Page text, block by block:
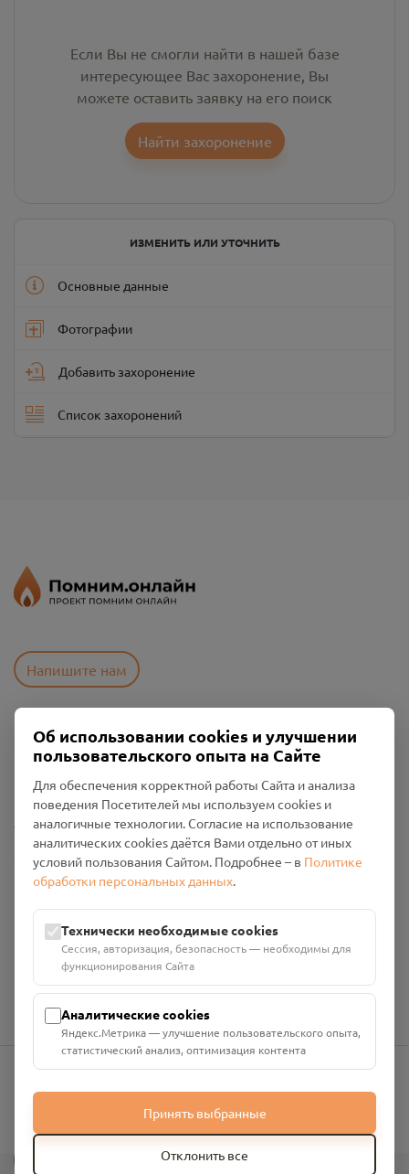
Если Вы не смогли найти в нашей базе
интересующее Вас захоронение, Вы
можете оставить заявку на его поиск
Найти захоронение
ИЗМЕНИТЬ ИЛИ УТОЧНИТЬ
Основные данные
Фотографии
Добавить захоронение
Список захоронений
Напишите нам
Пользовательское соглашение
Политика конфиденциальности
Промо-материалы
Настройки cookies
Общество с ограниченной ответственностью «Смоленский
Проект Помним»
Юридический адрес: 216790, Смоленская область, р-н
Руднянский, г. Рудня, улица Западная, д. 26А, пом. 18
Номер счёта: 40702810901130004287 в АО "АЛЬФА-БАНК"
Кор. счёт: 30101810200000000593
info@pomnim.online
Об использовании cookies и улучшении
пользовательского опыта на Сайте
Для обеспечения корректной работы Сайта и анализа
поведения Посетителей мы используем cookies и
аналогичные технологии. Согласие на использование
аналитических cookies даётся Вами отдельно от иных
условий пользования Сайтом. Подробнее – в Политике
обработки персональных данных.
Технически необходимые cookies
Сессия, авторизация, безопасность — необходимы для
функционирования Сайта
Аналитические cookies
Яндекс.Метрика — улучшение пользовательского опыта,
статистический анализ, оптимизация контента
Принять выбранные
Отклонить все